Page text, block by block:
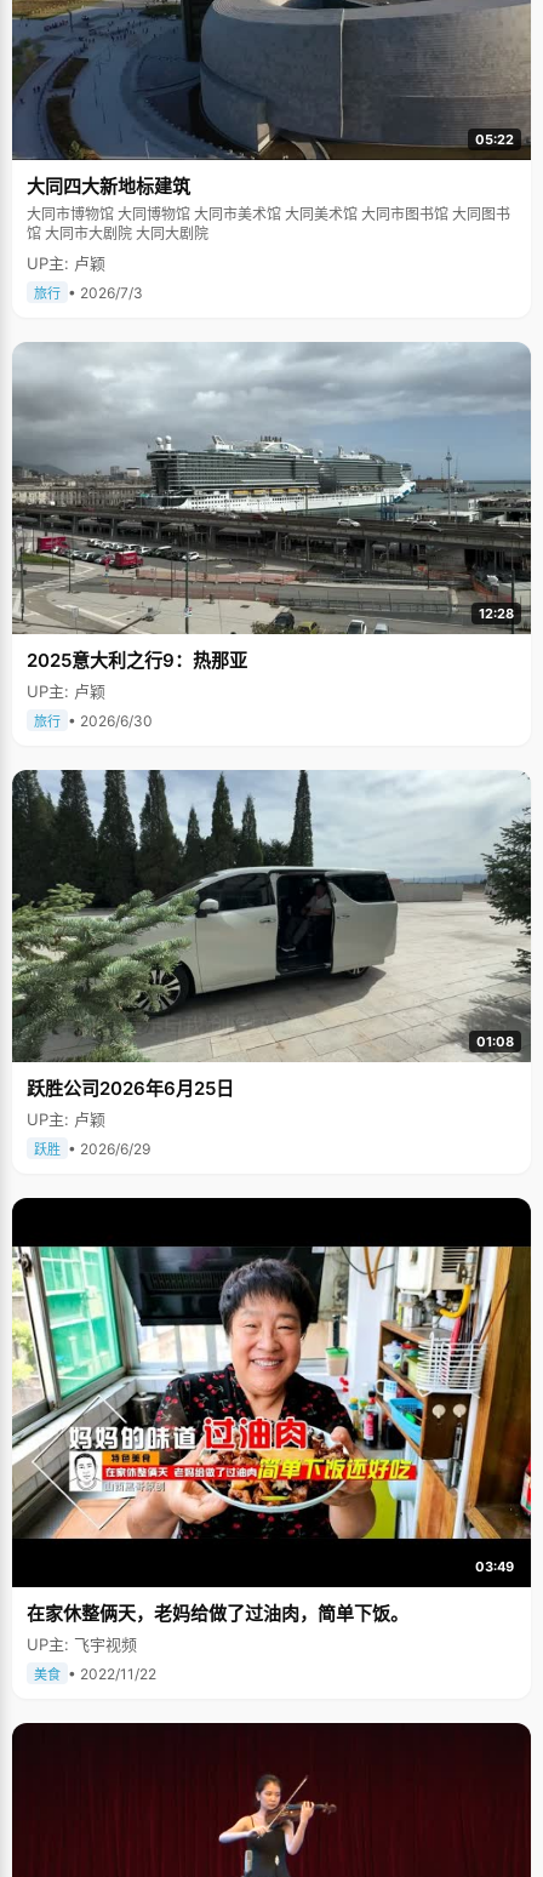
05:22
大同四大新地标建筑
大同市博物馆 大同博物馆 大同市美术馆 大同美术馆 大同市图书馆 大同图书
馆 大同市大剧院 大同大剧院
UP主: 卢颖
旅行 • 2026/7/3
12:28
2025意大利之行9：热那亚
UP主: 卢颖
旅行 • 2026/6/30
01:08
跃胜公司2026年6月25日
UP主: 卢颖
跃胜 • 2026/6/29
03:49
在家休整俩天，老妈给做了过油肉，简单下饭。
UP主: 飞宇视频
美食 • 2022/11/22